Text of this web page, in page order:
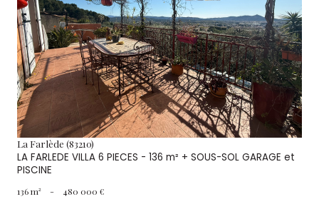
VOIR LE BIEN
La Farlède (83210)
LA FARLEDE VILLA 6 PIECES - 136 m² + SOUS-SOL GARAGE et
PISCINE
136 m² - 480 000 €